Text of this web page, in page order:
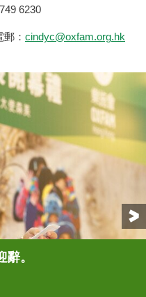
6230
郵： cindyc@oxfam.org.hk
。
次「留守兒童」創意
事會成員黃洪 (左
樂施會總裁余志穩
覽之合辦機構奇極創
童」創意藝術展之創